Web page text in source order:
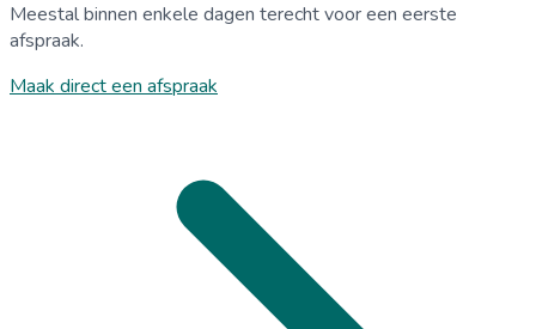
Meestal binnen enkele dagen terecht voor een eerste
afspraak.
Maak direct een afspraak